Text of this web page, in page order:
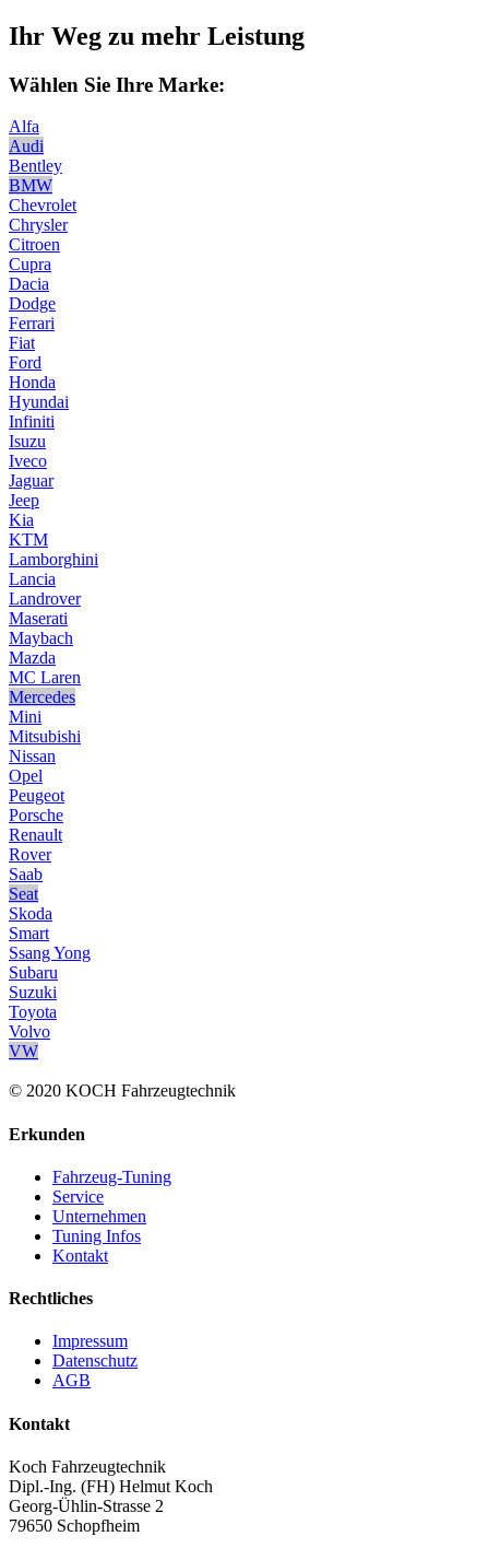
Ihr Weg zu mehr Leistung
Wählen Sie Ihre Marke:
Alfa
Audi
Bentley
BMW
Chevrolet
Chrysler
Citroen
Cupra
Dacia
Dodge
Ferrari
Fiat
Ford
Honda
Hyundai
Infiniti
Isuzu
Iveco
Jaguar
Jeep
Kia
KTM
Lamborghini
Lancia
Landrover
Maserati
Maybach
Mazda
MC Laren
Mercedes
Mini
Mitsubishi
Nissan
Opel
Peugeot
Porsche
Renault
Rover
Saab
Seat
Skoda
Smart
Ssang Yong
Subaru
Suzuki
Toyota
Volvo
VW
© 2020 KOCH Fahrzeugtechnik
Erkunden
Fahrzeug-Tuning
Service
Unternehmen
Tuning Infos
Kontakt
Rechtliches
Impressum
Datenschutz
AGB
Kontakt
Koch Fahrzeugtechnik
Dipl.-Ing. (FH) Helmut Koch
Georg-Ühlin-Strasse 2
79650 Schopfheim